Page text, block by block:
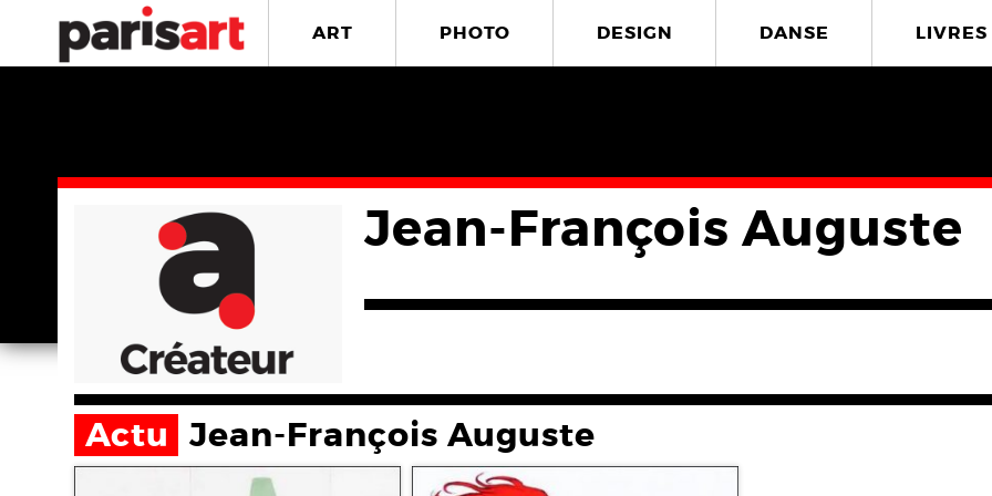
ART PHOTO DESIGN DANSE LIVRES
Jean-François Auguste
Actu Jean-François Auguste